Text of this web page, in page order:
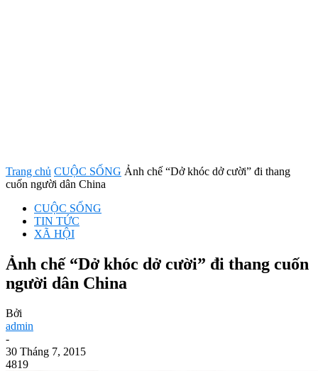
Trang chủ CUỘC SỐNG Ảnh chế “Dở khóc dở cười” đi thang
cuốn người dân China
CUỘC SỐNG
TIN TỨC
XÃ HỘI
Ảnh chế “Dở khóc dở cười” đi thang cuốn
người dân China
Bởi
admin
-
30 Tháng 7, 2015
4819